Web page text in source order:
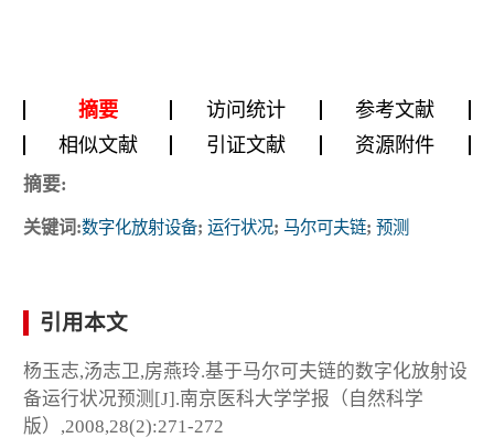
摘要 访问统计
参考文献
相似文献
引证文献 资源附件
摘要:
关键词:数字化放射设备; 运行状况; 马尔可夫链; 预测
引用本文
杨玉志,汤志卫,房燕玲.基于马尔可夫链的数字化放射设
备运行状况预测[J].南京医科大学学报（自然科学
版）,2008,28(2):271-272